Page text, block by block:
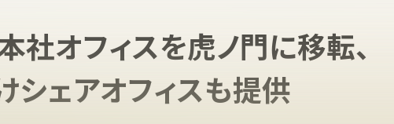
社オフィスを虎ノ門に移転、
シェアオフィスも提供